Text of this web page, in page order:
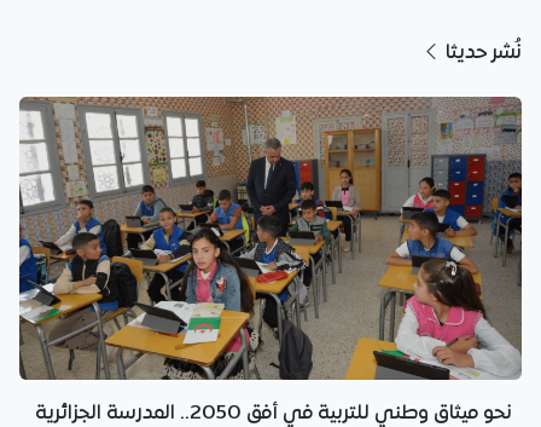
نُشر حديثا
نحو ميثاق وطني للتربية في أفق 2050.. المدرسة الجزائرية